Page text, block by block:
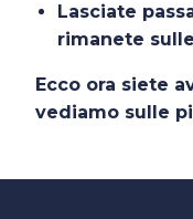
Lasciate
rimanete
Ecco ora siete
vediamo sulle